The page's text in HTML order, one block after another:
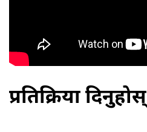
प्रतिक्रिया दिनुहोस्